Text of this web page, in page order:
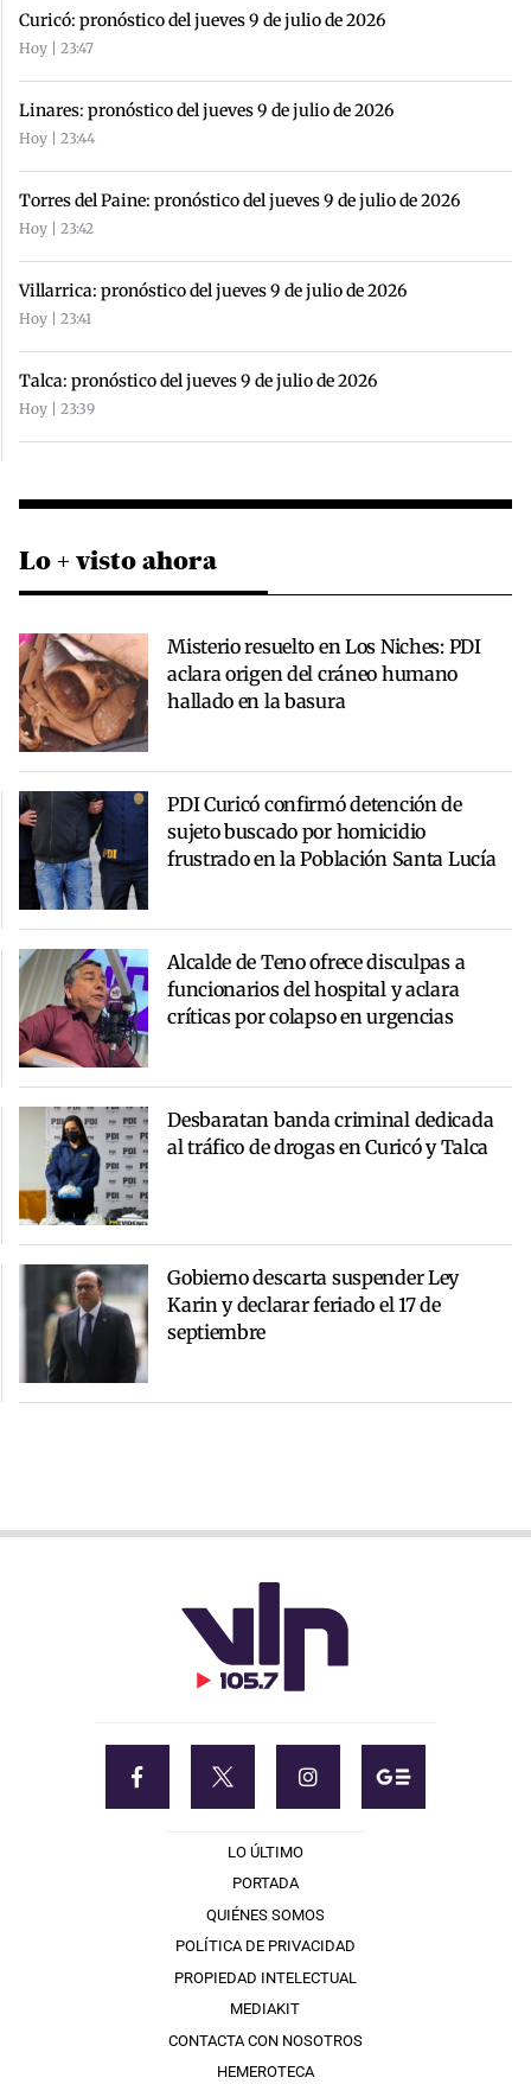
Curicó: pronóstico del jueves 9 de julio de 2026
Hoy | 23:47
Linares: pronóstico del jueves 9 de julio de 2026
Hoy | 23:44
Torres del Paine: pronóstico del jueves 9 de julio de 2026
Hoy | 23:42
Villarrica: pronóstico del jueves 9 de julio de 2026
Hoy | 23:41
Talca: pronóstico del jueves 9 de julio de 2026
Hoy | 23:39
Lo + visto ahora
Misterio resuelto en Los Niches: PDI
aclara origen del cráneo humano
hallado en la basura
PDI Curicó confirmó detención de
sujeto buscado por homicidio
frustrado en la Población Santa Lucía
Alcalde de Teno ofrece disculpas a
funcionarios del hospital y aclara
críticas por colapso en urgencias
Desbaratan banda criminal dedicada
al tráfico de drogas en Curicó y Talca
Gobierno descarta suspender Ley
Karin y declarar feriado el 17 de
septiembre
LO ÚLTIMO
PORTADA
QUIÉNES SOMOS
POLÍTICA DE PRIVACIDAD
PROPIEDAD INTELECTUAL
MEDIAKIT
CONTACTA CON NOSOTROS
HEMEROTECA